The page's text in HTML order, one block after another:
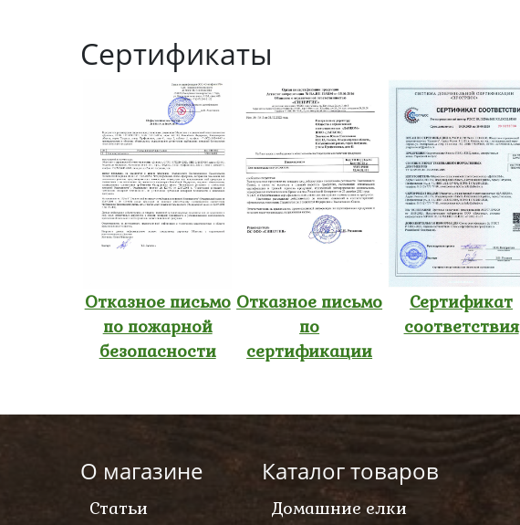
Сертификаты
Отказное письмо
по пожарной
безопасности
Отказное письмо
по
сертификации
Сертификат
соответствия
О магазине
Статьи
Каталог товаров
Домашние елки